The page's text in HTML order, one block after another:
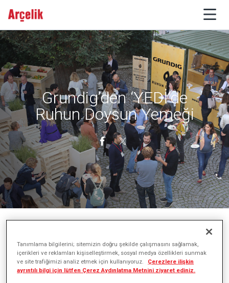
Grundig’den ‘YEDİ’de
Ruhun Doysun Yemeği
Doğaya dönük yaşama ilham vermek ve israfı
azaltmak için “Ruhun Doysun” projesini
Tanımlama bilgilerini; sitemizin doğru şekilde çalışmasını sağlamak,
içerikleri ve reklamları kişiselleştirmek, sosyal medya özellikleri sunmak
ve site trafiğimizi analiz etmek için kullanıyoruz.
Çerezlere ilişkin
ayrıntılı bilgi için lütfen Çerez Aydınlatma Metnini ziyaret ediniz.